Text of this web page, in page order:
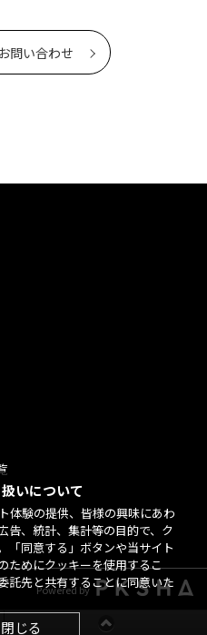
いについて
体験の提供、皆様の興味にあわ
告、統計、集計等の目的で、ク
「同意する」ボタンや当サイト
ためにクッキーを使用するこ
託先と共有することに同意いた
じる
問い合わせ
Powered by